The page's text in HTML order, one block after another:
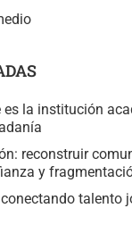
es la institución
reconstruir
y
talento